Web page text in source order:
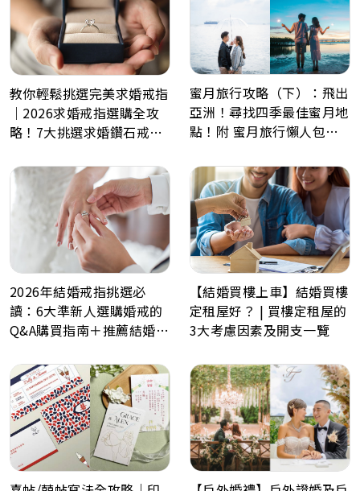
教你輕鬆挑選完美求婚戒指
｜2026求婚戒指選購全攻
略！7大挑選求婚鑽石戒指
蜜月旅行攻略（下）：飛出
亞洲！尋找四季最佳蜜月地
點！附 蜜月旅行懶人包、
2026年結婚戒指挑選必
讀：6大準新人選購婚戒的
Q&A購買指南＋推薦結婚戒
【結婚買樓上車】結婚買樓
定租屋好？ | 買樓定租屋的
3大考慮因素及開支一覽